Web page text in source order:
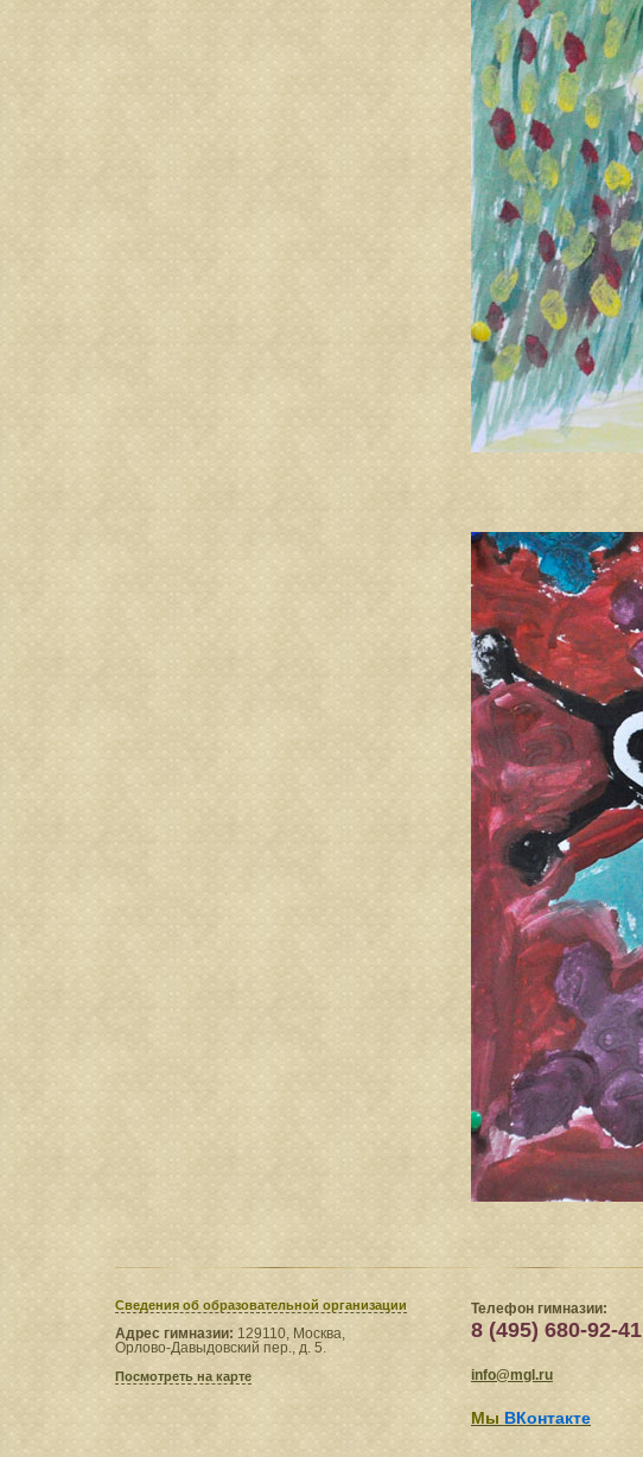
Сведения​ об образовательной организации
Адрес гимназии: 129110, Москва,
Орлово-Давыдовский пер., д. 5.
Посмотреть на карте
Телефон гимназии:
8 (495) 680-92-41
info@mgl.ru
Мы ВКонтакте